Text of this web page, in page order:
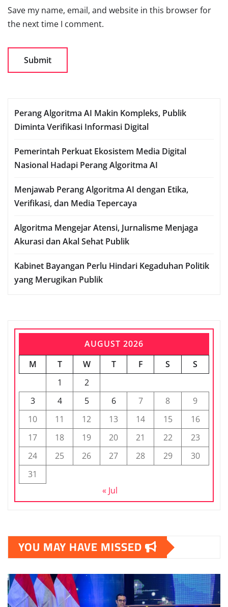
Save my name, email, and website in this browser for
the next time I comment.
Perang Algoritma AI Makin Kompleks, Publik
Diminta Verifikasi Informasi Digital
Pemerintah Perkuat Ekosistem Media Digital
Nasional Hadapi Perang Algoritma AI
Menjawab Perang Algoritma AI dengan Etika,
Verifikasi, dan Media Tepercaya
Algoritma Mengejar Atensi, Jurnalisme Menjaga
Akurasi dan Akal Sehat Publik
Kabinet Bayangan Perlu Hindari Kegaduhan Politik
yang Merugikan Publik
AUGUST 2026
M
T W T F S
S
1
2
3
4 5 6 7 8
9
10
11 12 13 14 15
16
17
18 19 20 21 22
23
24
25 26 27 28 29
30
31
« Jul
YOU MAY HAVE MISSED